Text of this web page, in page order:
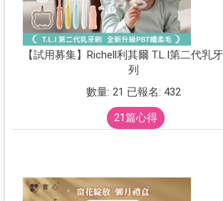
【試用募集】Richell利其爾 T.L.I第二代乳
列
數量: 21 已報名: 432
21篇心得